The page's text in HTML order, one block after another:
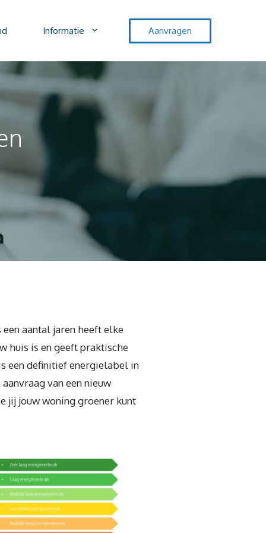
Informatie Aanvragen
aantal jaren heeft elke
huis is en geeft praktische
een definitief energielabel in
van een nieuw
jij jouw woning groener kunt